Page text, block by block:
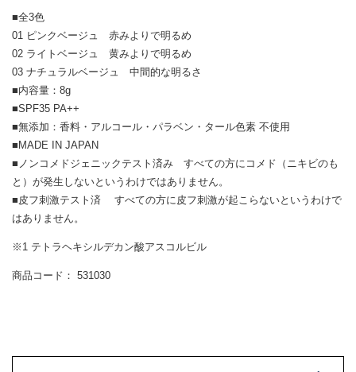
■全3色
01 ピンクベージュ 赤みよりで明るめ
02 ライトベージュ 黄みよりで明るめ
03 ナチュラルベージュ 中間的な明るさ
■内容量：8g
■SPF35 PA++
■無添加：香料・アルコール・パラベン・タール色素 不使用
■MADE IN JAPAN
■ノンコメドジェニックテスト済み すべての方にコメド（ニキビのも
と）が発生しないというわけではありません。
■皮フ刺激テスト済 すべての方に皮フ刺激が起こらないというわけで
はありません。
※1 テトラヘキシルデカン酸アスコルビル
商品コード： 531030